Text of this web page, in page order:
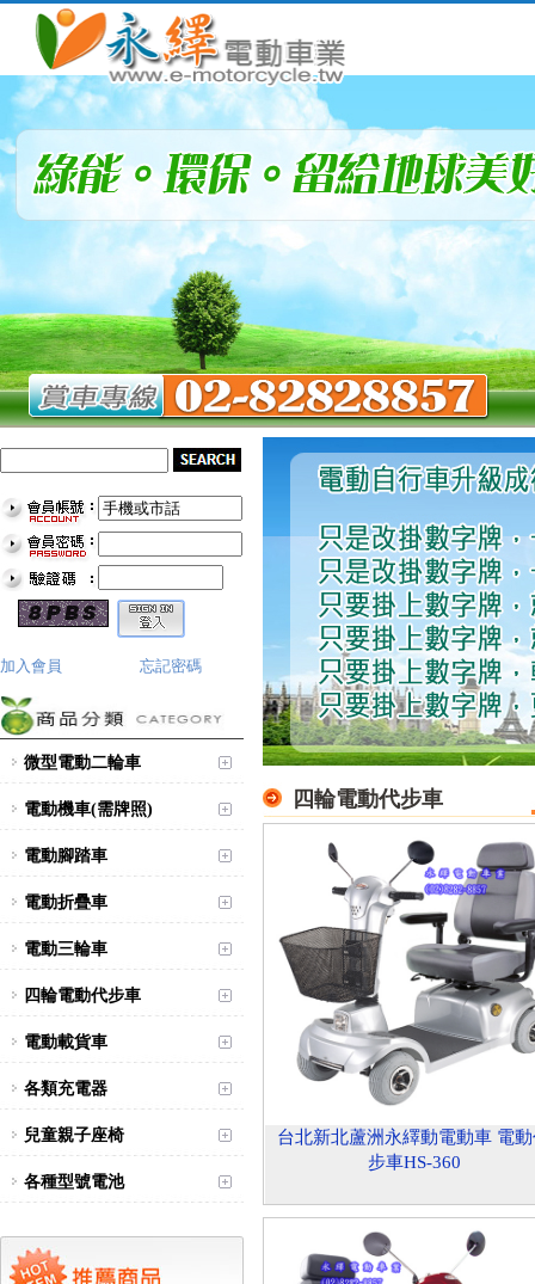
加入會員 忘記密碼
微型電動二輪車
電動機車(需牌照)
電動腳踏車
電動折疊車
電動三輪車
四輪電動代步車
電動載貨車
各類充電器
兒童親子座椅
各種型號電池
四輪電動代步車
台北新北蘆洲永繹動電動車 電
步車HS-360